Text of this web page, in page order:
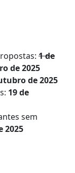
1 de
de 2025
de 2025
19 de
sem
2025